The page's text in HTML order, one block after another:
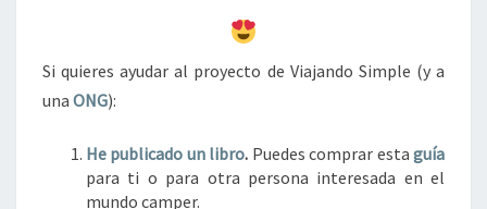
Si quieres ayudar al proyecto de Viajando Simple (y a
una ONG):
He publicado un libro. Puedes comprar estaguía
para ti o para otra persona interesada en el
mundo camper.